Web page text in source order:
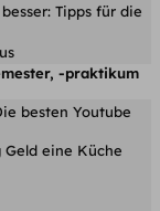
Tipps für die
-praktikum
besten Youtube
eine Küche